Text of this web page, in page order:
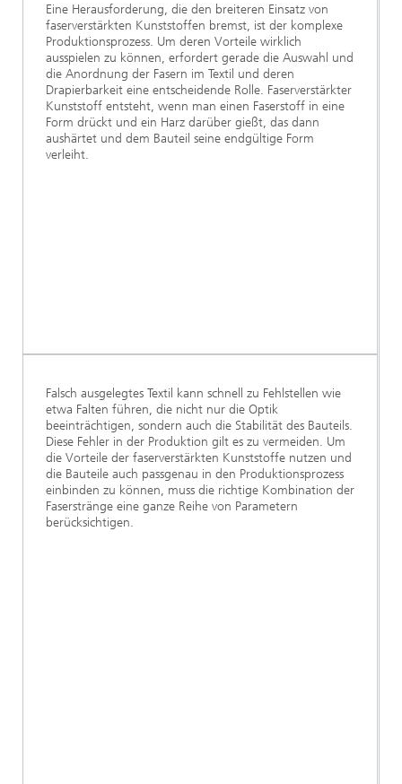
Eine Herausforderung, die den breiteren Einsatz von
faserverstärkten Kunststoffen bremst, ist der komplexe
Produktionsprozess. Um deren Vorteile wirklich
ausspielen zu können, erfordert gerade die Auswahl und
die Anordnung der Fasern im Textil und deren
Drapierbarkeit eine entscheidende Rolle. Faserverstärkter
Kunststoff entsteht, wenn man einen Faserstoff in eine
Form drückt und ein Harz darüber gießt, das dann
aushärtet und dem Bauteil seine endgültige Form
verleiht.
Falsch ausgelegtes Textil kann schnell zu Fehlstellen wie
etwa Falten führen, die nicht nur die Optik
beeinträchtigen, sondern auch die Stabilität des Bauteils.
Diese Fehler in der Produktion gilt es zu vermeiden. Um
die Vorteile der faserverstärkten Kunststoffe nutzen und
die Bauteile auch passgenau in den Produktionsprozess
einbinden zu können, muss die richtige Kombination der
Faserstränge eine ganze Reihe von Parametern
berücksichtigen.